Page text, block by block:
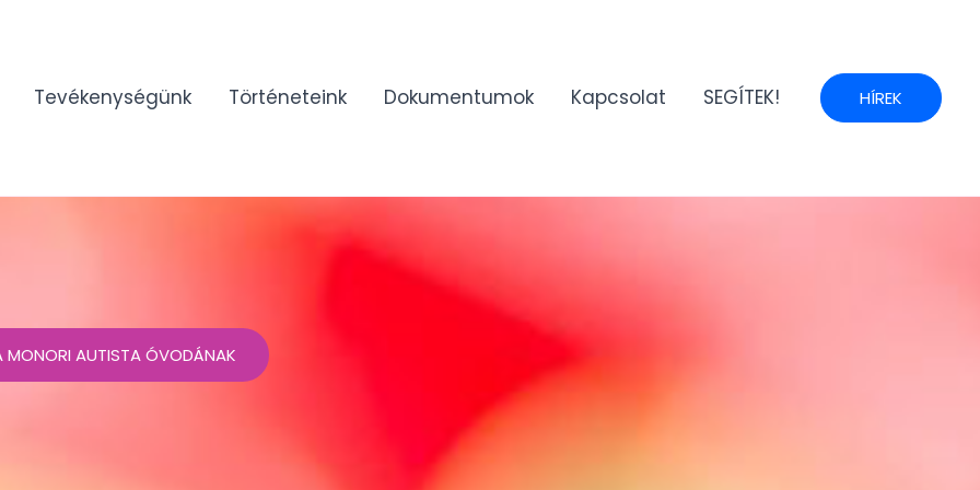
Tevékenységünk Történeteink Dokumentumok Kapcsolat SEGÍTEK! HÍREK
MONORI AUTISTA ÓVODÁNAK